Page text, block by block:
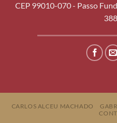
CEP 99010-070 - Passo
CARLOS ALCEU MACHADO